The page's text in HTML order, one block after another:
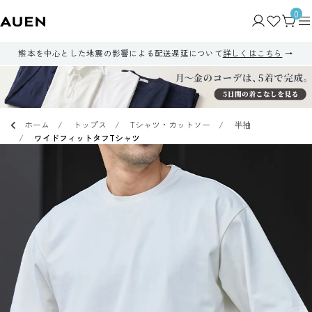
0
熊本を中心とした地震の影響による配送遅延について詳しくはこちら
ホーム トップス Tシャツ・カットソー
半袖
ワイドフィットタフTシャツ